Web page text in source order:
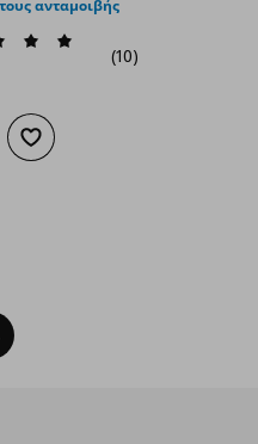
ανταμοιβής
(10)
στο καλάθι
Προσθήκη στα αγαπημένα
Back To Top